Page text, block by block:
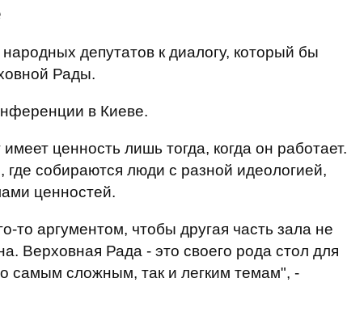
депутатов к диалогу, который бы
Рады.
в Киеве.
ценность лишь тогда, когда он работает.
собираются люди с разной идеологией,
ценностей.
то аргументом, чтобы другая часть зала не
Верховная Рада - это своего рода стол для
самым сложным, так и легким темам", -